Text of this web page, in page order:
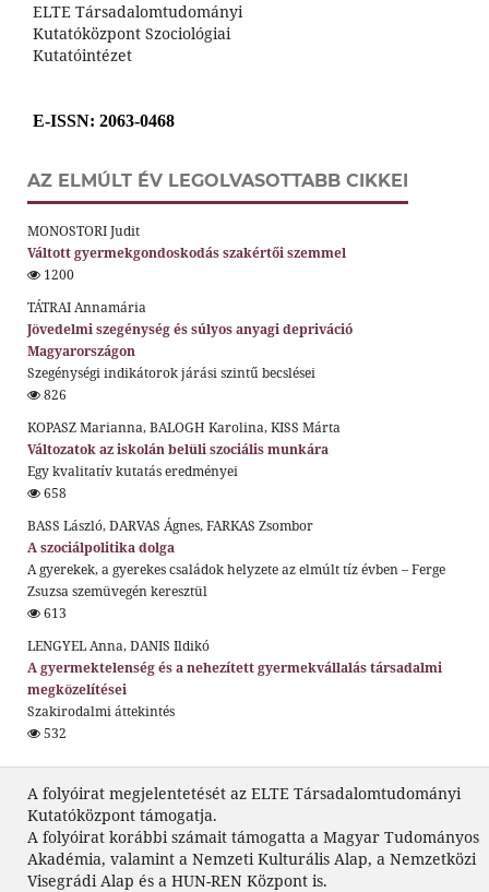
ELTE Társadalomtudományi
Kutatóközpont Szociológiai
Kutatóintézet
E-ISSN: 2063-0468
AZ ELMÚLT ÉV LEGOLVASOTTABB CIKKEI
MONOSTORI Judit
Váltott gyermekgondoskodás szakértői szemmel
1200
TÁTRAI Annamária
Jövedelmi szegénység és súlyos anyagi depriváció
Magyarországon
Szegénységi indikátorok járási szintű becslései
826
KOPASZ Marianna, BALOGH Karolina, KISS Márta
Változatok az iskolán belüli szociális munkára
Egy kvalitatív kutatás eredményei
658
BASS László, DARVAS Ágnes, FARKAS Zsombor
A szociálpolitika dolga
A gyerekek, a gyerekes családok helyzete az elmúlt tíz évben – Ferge
Zsuzsa szemüvegén keresztül
613
LENGYEL Anna, DANIS Ildikó
A gyermektelenség és a nehezített gyermekvállalás társadalmi
megközelítései
Szakirodalmi áttekintés
532
A folyóirat megjelentetését az ELTE Társadalomtudományi
Kutatóközpont támogatja.
A folyóirat korábbi számait támogatta a Magyar Tudományos
Akadémia, valamint a Nemzeti Kulturális Alap, a Nemzetközi
Visegrádi Alap és a HUN-REN Központ is.